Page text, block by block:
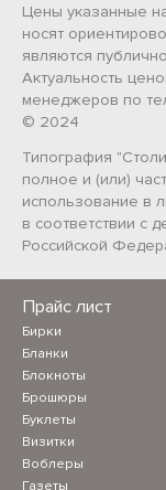
Прайс лист
Бирки
Бланки
Блокноты
Брошюры
Буклеты
Визитки
Воблеры
Газеты
Цены указанные
носят
являются
Актуальность
менеджеров по
© 2024
Типография
полное и (или)
использование в
в соответствии с
Российской